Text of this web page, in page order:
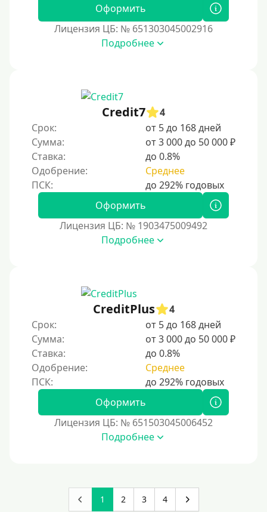
Оформить
Лицензия ЦБ: № 651303045002916
Подробнее
Credit7
4
Срок:
от 5 до 168 дней
Сумма:
от 3 000 до 50 000 ₽
Ставка:
до 0.8%
Одобрение:
Среднее
Оформить
Лицензия ЦБ: № 1903475009492
Подробнее
CreditPlus
4
Срок:
от 5 до 168 дней
Сумма:
от 3 000 до 50 000 ₽
Ставка:
до 0.8%
Одобрение:
Среднее
Оформить
Лицензия ЦБ: № 651503045006452
Подробнее
1 2 3 4